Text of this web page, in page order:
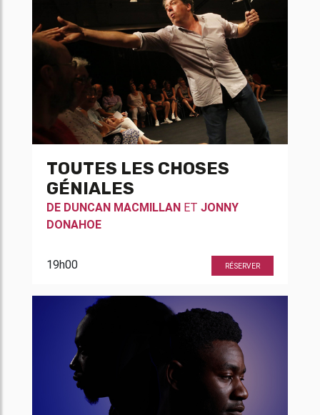
TOUTES LES CHOSES
GÉNIALES
DE DUNCAN MACMILLAN ET JONNY
DONAHOE
19h00 RÉSERVER